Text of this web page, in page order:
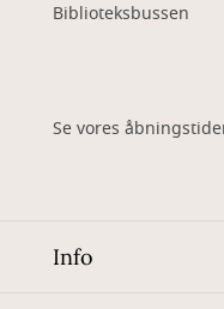
Biblioteksbussen
Se vores
Info